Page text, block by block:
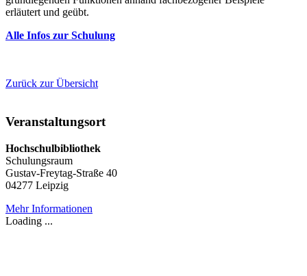
erläutert und geübt.
Alle Infos zur Schulung
Zurück zur Übersicht
Veranstaltungsort
Hochschulbibliothek
Schulungsraum
Gustav-Freytag-Straße 40
04277 Leipzig
Mehr Informationen
Loading ...